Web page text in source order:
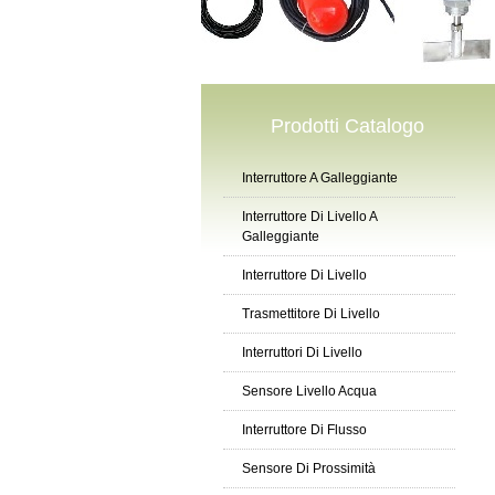
Prodotti Catalogo
Interruttore A Galleggiante
Interruttore Di Livello A
Galleggiante
Interruttore Di Livello
Trasmettitore Di Livello
Interruttori Di Livello
Sensore Livello Acqua
Interruttore Di Flusso
Sensore Di Prossimità